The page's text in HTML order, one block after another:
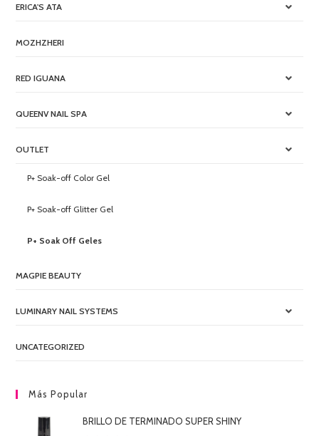
ERICA'S ATA
MOZHZHERI
RED IGUANA
QUEENV NAIL SPA
OUTLET
P+ Soak-off Color Gel
P+ Soak-off Glitter Gel
P+ Soak Off Geles
MAGPIE BEAUTY
LUMINARY NAIL SYSTEMS
UNCATEGORIZED
Más Popular
BRILLO DE TERMINADO SUPER SHINY